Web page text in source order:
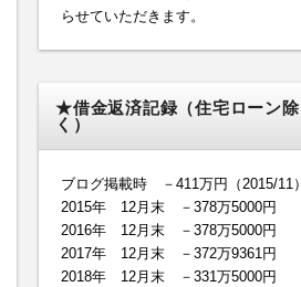
らせていただきます。
★借金返済記録（住宅ローン除
く）
ブログ掲載時 －411万円（2015/11）
2015年 12月末 －378万5000円
2016年 12月末 －378万5000円
2017年 12月末 －372万9361円
2018年 12月末 －331万5000円